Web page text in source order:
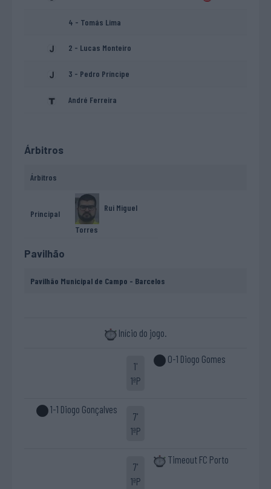
4 - Tomás Lima
2 - Lucas Monteiro
3 - Pedro Príncipe
André Ferreira
Árbitros
Árbitros
Principal
Rui Miguel
Torres
Pavilhão
Pavilhão Municipal de Campo - Barcelos
Início do jogo.
1'
1ªP
0-1 Diogo Gomes
1-1 Diogo Gonçalves
7'
1ªP
7'
1ªP
Timeout FC Porto